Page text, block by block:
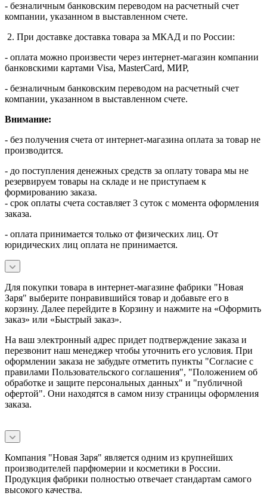
- безналичным банковским переводом на расчетный счет
компании, указанном в выставленном счете.
2. При доставке доставка товара за МКАД и по России:
- оплата можно произвести через интернет-магазин компании
банковскими картами Visa, MasterСard, МИР,
- безналичным банковским переводом на расчетный счет
компании, указанном в выставленном счете.
Внимание:
- без получения счета от интернет-магазина оплата за товар не
производится.
- до поступления денежных средств за оплату товара мы не
резервируем товары на складе и не приступаем к
формированию заказа.
- срок оплаты счета составляет 3 суток с момента оформления
заказа.
- оплата принимается только от физических лиц. От
юридических лиц оплата не принимается.
Для покупки товара в интернет-магазине фабрики "Новая
Заря" выберите понравившийся товар и добавьте его в
корзину. Далее перейдите в Корзину и нажмите на «Оформить
заказ» или «Быстрый заказ».
На ваш электронный адрес придет подтверждение заказа и
перезвонит наш менеджер чтобы уточнить его условия. При
оформлении заказа не забудьте отметить пункты "Согласие с
правилами Пользовательского соглашения", "Положением об
обработке и защите персональных данных" и "публичной
офертой". Они находятся в самом низу страницы оформления
заказа.
Компания "Новая Заря" является одним из крупнейших
производителей парфюмерии и косметики в России.
Продукция фабрики полностью отвечает стандартам самого
высокого качества.